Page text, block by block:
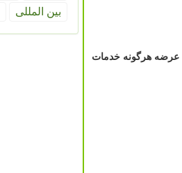
عرضه هرگونه خدمات
بین المللی